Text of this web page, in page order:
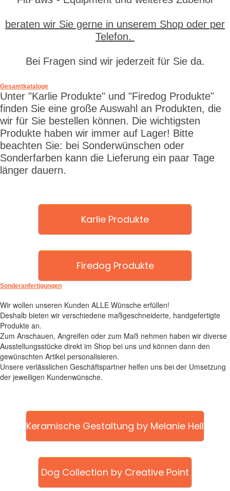
beraten wir Sie gerne in unserem Shop oder per
Telefon.
Bei Fragen sind wir jederzeit für Sie da.
Gesamtkataloge
Unter "Karlie Produkte" und "Firedog Produkte"
finden Sie eine große Auswahl an Produkten, die
wir für Sie bestellen können. Die wichtigsten
Produkte haben wir immer auf Lager! Bitte
beachten Sie: bei Sonderwünschen oder
Sonderfarben kann die Lieferung ein paar Tage
länger dauern.
Karlie Produkte
Firedog Produkte
Sonderanfertigungen
Wir wollen unseren Kunden ALLE Wünsche erfüllen!
Deshalb bieten wir verschiedene maßgeschneiderte, handgefertigte
Produkte an.
Zum Anschauen, Angreifen oder zum Maß nehmen haben wir diverse
Ausstellungsstücke direkt im Shop bei uns und können dann den
gewünschten Artikel personalisieren.
Unsere verlässlichen Geschäftspartner helfen uns bei der Umsetzung
der jeweiligen Kundenwünsche.
Keramische Gestaltung by Melanie Hell
Dog Collection by Creative Point